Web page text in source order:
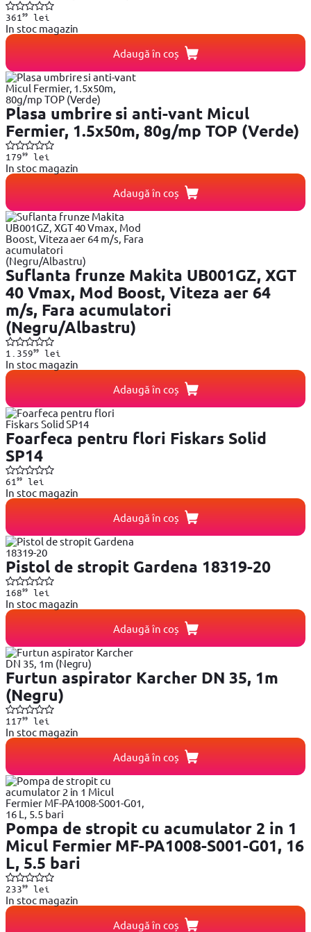
361 99lei
In stoc magazin
Adaugă în coș
Plasa umbrire si anti-vant Micul
Fermier, 1.5x50m, 80g/mp TOP (Verde)
17999lei
In stoc magazin
Adaugă în coș
Suflanta frunze Makita UB001GZ, XGT
40 Vmax, Mod Boost, Viteza aer 64
m/s, Fara acumulatori
(Negru/Albastru)
1.35999lei
In stoc magazin
Adaugă în coș
Foarfeca pentru flori Fiskars Solid
SP14
61 99lei
In stoc magazin
Adaugă în coș
Pistol de stropit Gardena 18319-20
16899lei
In stoc magazin
Adaugă în coș
Furtun aspirator Karcher DN 35, 1m
(Negru)
11799lei
In stoc magazin
Adaugă în coș
Pompa de stropit cu acumulator 2 in 1
Micul Fermier MF-PA1008-S001-G01, 16
L, 5.5 bari
23399lei
In stoc magazin
Adaugă în coș